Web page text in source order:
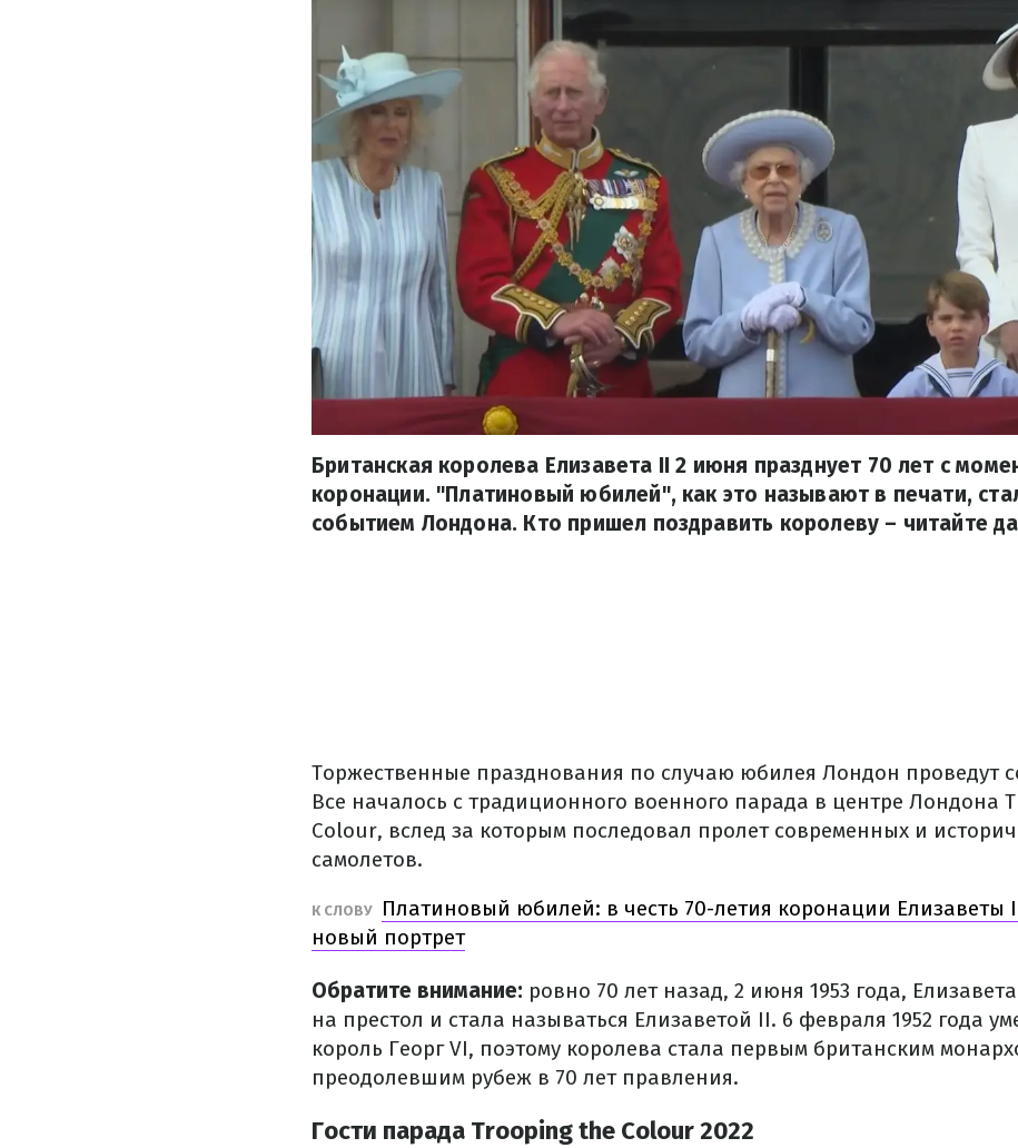
Британская королева Елизавета II 2 июня празднует 70 лет с
коронации. "Платиновый юбилей", как это называют в печати,
событием Лондона. Кто пришел поздравить королеву – читайте
Торжественные празднования по случаю юбилея Лондон проведут
Все началось с традиционного военного парада в центре Лондона
Colour, вслед за которым последовал пролет современных и
самолетов.
К СЛОВУ
Платиновый юбилей: в честь 70-летия коронации Елизаветы
новый портрет
Обратите внимание: ровно 70 лет назад, 2 июня 1953 года,
на престол и стала называться Елизаветой II. 6 февраля 1952 года
король Георг VI, поэтому королева стала первым британским
преодолевшим рубеж в 70 лет правления.
Гости парада Trooping the Colour 2022